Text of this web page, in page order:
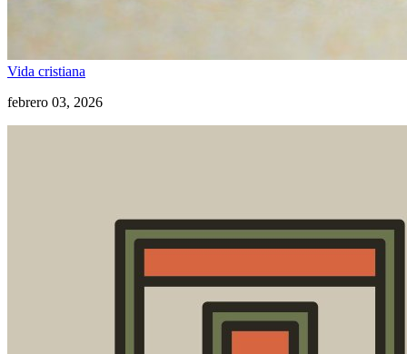
Vida cristiana
febrero 03, 2026